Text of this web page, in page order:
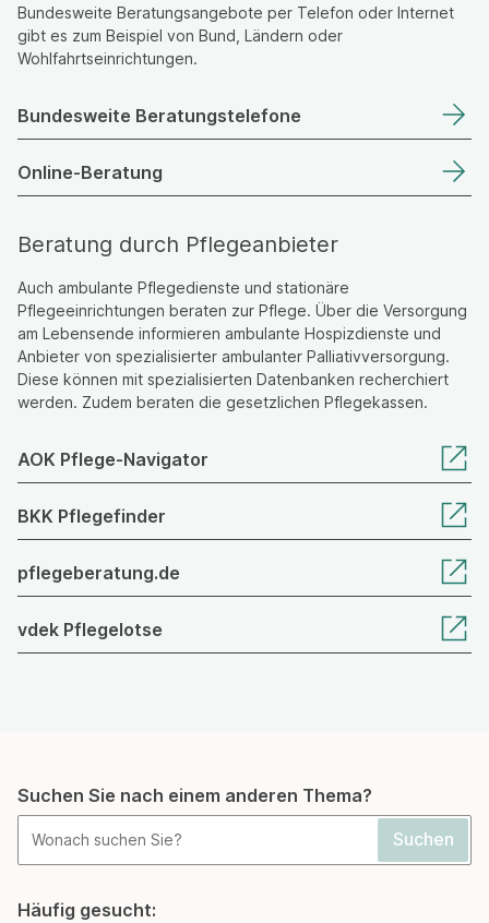
Bundesweite Beratungsangebote per Telefon oder Internet
gibt es zum Beispiel von Bund, Ländern oder
Wohlfahrtseinrichtungen.
Bundesweite Beratungstelefone
Online-Beratung
Beratung durch Pflegeanbieter
Auch ambulante Pflegedienste und stationäre
Pflegeeinrichtungen beraten zur Pflege. Über die Versorgung
am Lebensende informieren ambulante Hospizdienste und
Anbieter von spezialisierter ambulanter Palliativversorgung.
Diese können mit spezialisierten Datenbanken recherchiert
werden. Zudem beraten die gesetzlichen Pflegekassen.
AOK Pflege-Navigator
BKK Pflegefinder
pflegeberatung.de
vdek Pflegelotse
Suchen Sie nach einem anderen Thema?
Häufig gesucht: